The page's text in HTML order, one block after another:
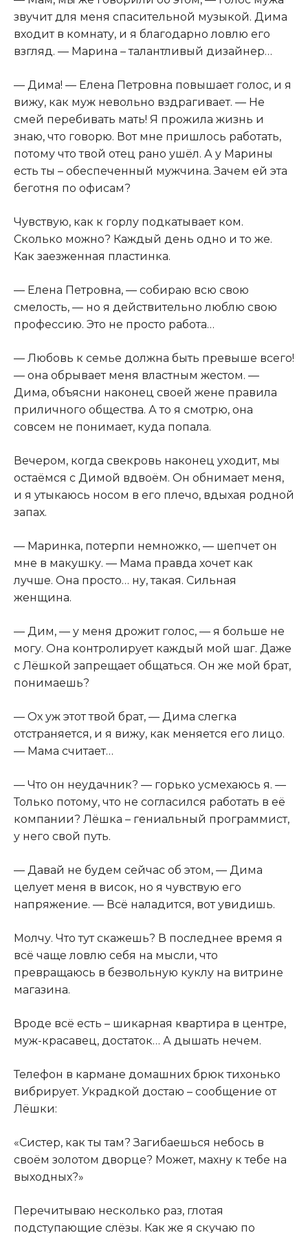
звучит для меня спасительной музыкой. Дима
входит в комнату, и я благодарно ловлю его
взгляд. — Марина – талантливый дизайнер…
— Дима! — Елена Петровна повышает голос, и я
вижу, как муж невольно вздрагивает. — Не
смей перебивать мать! Я прожила жизнь и
знаю, что говорю. Вот мне пришлось работать,
потому что твой отец рано ушёл. А у Марины
есть ты – обеспеченный мужчина. Зачем ей эта
беготня по офисам?
Чувствую, как к горлу подкатывает ком.
Сколько можно? Каждый день одно и то же.
Как заезженная пластинка.
— Елена Петровна, — собираю всю свою
смелость, — но я действительно люблю свою
профессию. Это не просто работа…
— Любовь к семье должна быть превыше всего!
— она обрывает меня властным жестом. —
Дима, объясни наконец своей жене правила
приличного общества. А то я смотрю, она
совсем не понимает, куда попала.
Вечером, когда свекровь наконец уходит, мы
остаёмся с Димой вдвоём. Он обнимает меня,
и я утыкаюсь носом в его плечо, вдыхая родной
запах.
— Маринка, потерпи немножко, — шепчет он
мне в макушку. — Мама правда хочет как
лучше. Она просто… ну, такая. Сильная
женщина.
— Дим, — у меня дрожит голос, — я больше не
могу. Она контролирует каждый мой шаг. Даже
с Лёшкой запрещает общаться. Он же мой брат,
понимаешь?
— Ох уж этот твой брат, — Дима слегка
отстраняется, и я вижу, как меняется его лицо.
— Мама считает…
— Что он неудачник? — горько усмехаюсь я. —
Только потому, что не согласился работать в её
компании? Лёшка – гениальный программист,
у него свой путь.
— Давай не будем сейчас об этом, — Дима
целует меня в висок, но я чувствую его
напряжение. — Всё наладится, вот увидишь.
Молчу. Что тут скажешь? В последнее время я
всё чаще ловлю себя на мысли, что
превращаюсь в безвольную куклу на витрине
магазина.
Вроде всё есть – шикарная квартира в центре,
муж-красавец, достаток… А дышать нечем.
Телефон в кармане домашних брюк тихонько
вибрирует. Украдкой достаю – сообщение от
Лёшки:
«Систер, как ты там? Загибаешься небось в
своём золотом дворце? Может, махну к тебе на
выходных?»
Перечитываю несколько раз, глотая
подступающие слёзы. Как же я скучаю по